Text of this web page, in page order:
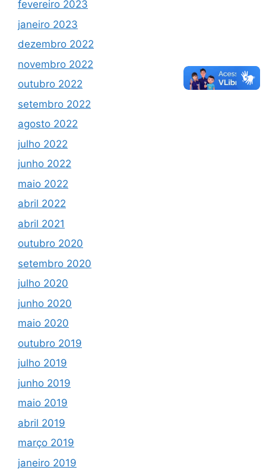
fevereiro 2023
janeiro 2023
dezembro 2022
novembro 2022
outubro 2022
setembro 2022
agosto 2022
julho 2022
junho 2022
maio 2022
abril 2022
abril 2021
outubro 2020
setembro 2020
julho 2020
junho 2020
maio 2020
outubro 2019
julho 2019
junho 2019
maio 2019
abril 2019
março 2019
janeiro 2019